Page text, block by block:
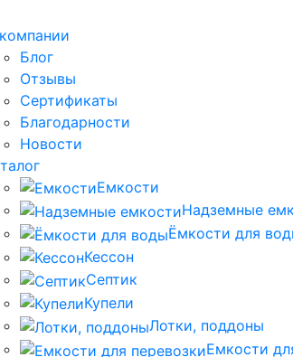
Блог
Отзывы
Сертификаты
Благодарности
Новости
Емкости
Надземные
Ёмкости для
Кессон
Септик
Купели
Лотки, поддоны
Емкости